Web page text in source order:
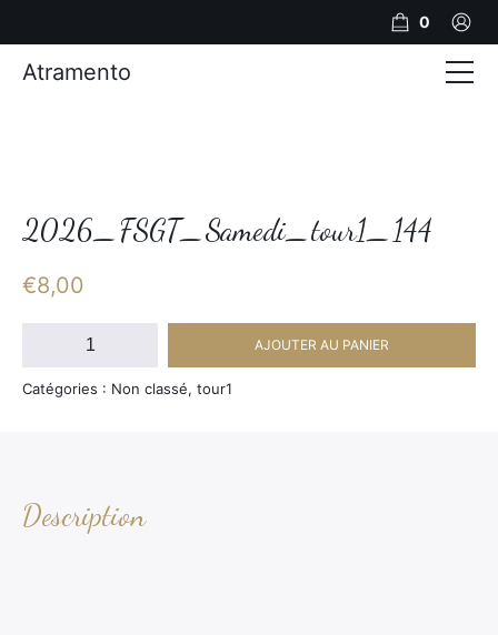
2026_FSGT_Samedi_tour1_144
€8,00
quantité
2026_FSGT_Samedi_tour1_144
AJOUTER AU PANIER
Catégories : Non classé, tour1
Description
0
Atramento
Photos